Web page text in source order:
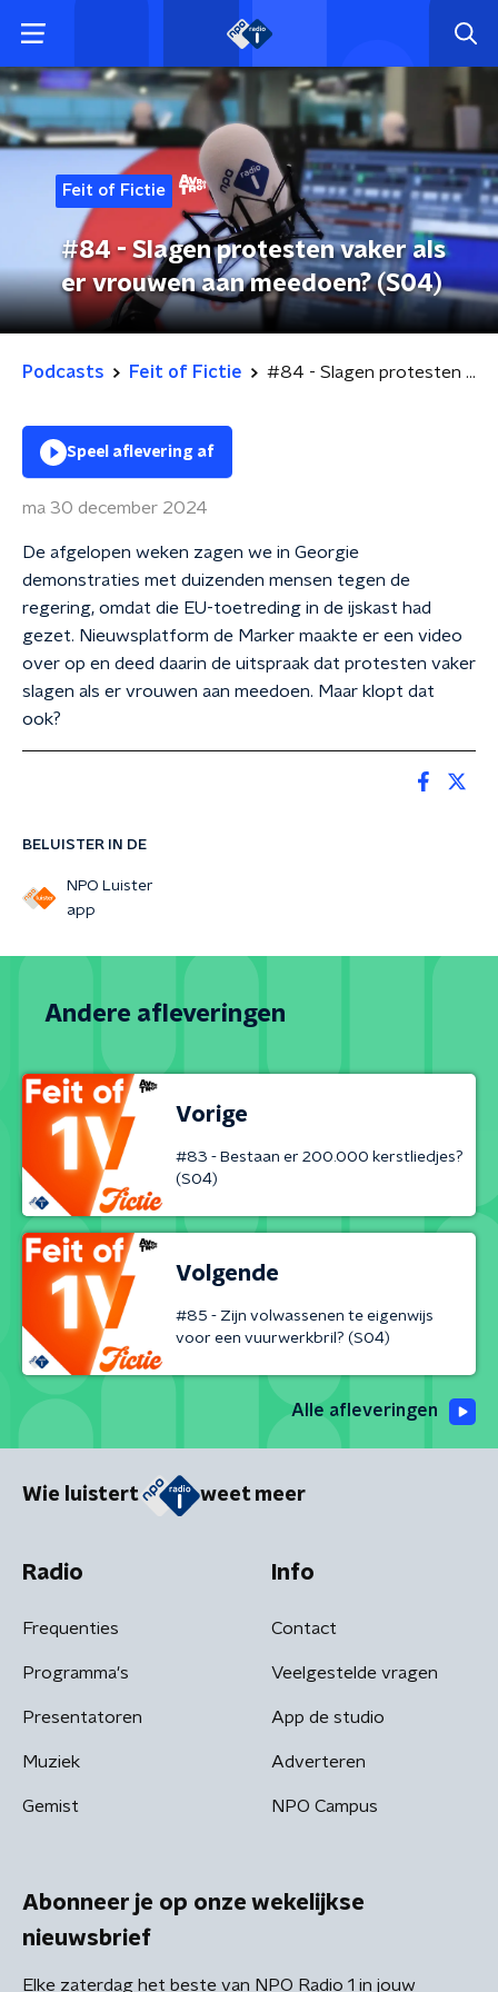
Feit of Fictie
#84 - Slagen protesten vaker als
er vrouwen aan meedoen? (S04)
Podcasts Feit of Fictie #84 - Slagen protesten vaker als er vrouwen aan meedoen? (S04)
BELUISTER IN DE
NPO Luister
app
Speel aflevering af
ma 30 december 2024
De afgelopen weken zagen we in Georgie
demonstraties met duizenden mensen tegen de
regering, omdat die EU-toetreding in de ijskast had
gezet. Nieuwsplatform de Marker maakte er een video
over op en deed daarin de uitspraak dat protesten vaker
slagen als er vrouwen aan meedoen. Maar klopt dat
ook?
Andere afleveringen
Vorige
#83 - Bestaan er 200.000 kerstliedjes?
(S04)
Volgende
#85 - Zijn volwassenen te eigenwijs
voor een vuurwerkbril? (S04)
Alle afleveringen
Wie luistert weet meer
Radio
Frequenties
Programma's
Presentatoren
Muziek
Gemist
Info
Contact
Veelgestelde vragen
App de studio
Adverteren
NPO Campus
Abonneer je op onze wekelijkse
nieuwsbrief
Elke zaterdag het beste van NPO Radio 1 in jouw